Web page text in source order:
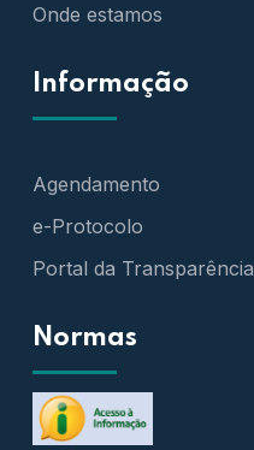
Onde estamos
Informação
Agendamento
e-Protocolo
Portal da Transparência
Normas